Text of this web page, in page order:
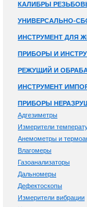
КАЛИБРЫ
УНИВЕРСАЛЬНО-
ИНСТРУМЕНТ ДЛЯ
ПРИБОРЫ И
РЕЖУЩИЙ И
ИНСТРУМЕНТ
ПРИБОРЫ
Адгезиметры
Измерители
Анемометры и
Влагомеры
Газоанализаторы
Дальномеры
Дефектоскопы
Измерители вибрации